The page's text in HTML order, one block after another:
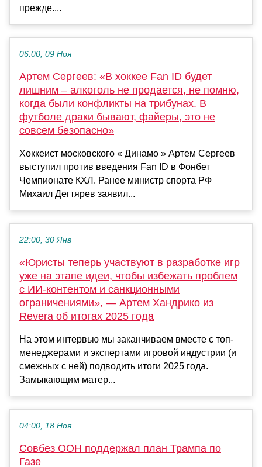
прежде....
06:00, 09 Ноя
Артем Сергеев: «В хоккее Fan ID будет
лишним – алкоголь не продается, не помню,
когда были конфликты на трибунах. В
футболе драки бывают, файеры, это не
совсем безопасно»
Хоккеист московского « Динамо » Артем Сергеев
выступил против введения Fan ID в Фонбет
Чемпионате КХЛ. Ранее министр спорта РФ
Михаил Дегтярев заявил...
22:00, 30 Янв
«Юристы теперь участвуют в разработке игр
уже на этапе идеи, чтобы избежать проблем
с ИИ-контентом и санкционными
ограничениями», — Артем Хандрико из
Revera об итогах 2025 года
На этом интервью мы заканчиваем вместе с топ-
менеджерами и экспертами игровой индустрии (и
смежных с ней) подводить итоги 2025 года.
Замыкающим матер...
04:00, 18 Ноя
Совбез ООН поддержал план Трампа по
Газе